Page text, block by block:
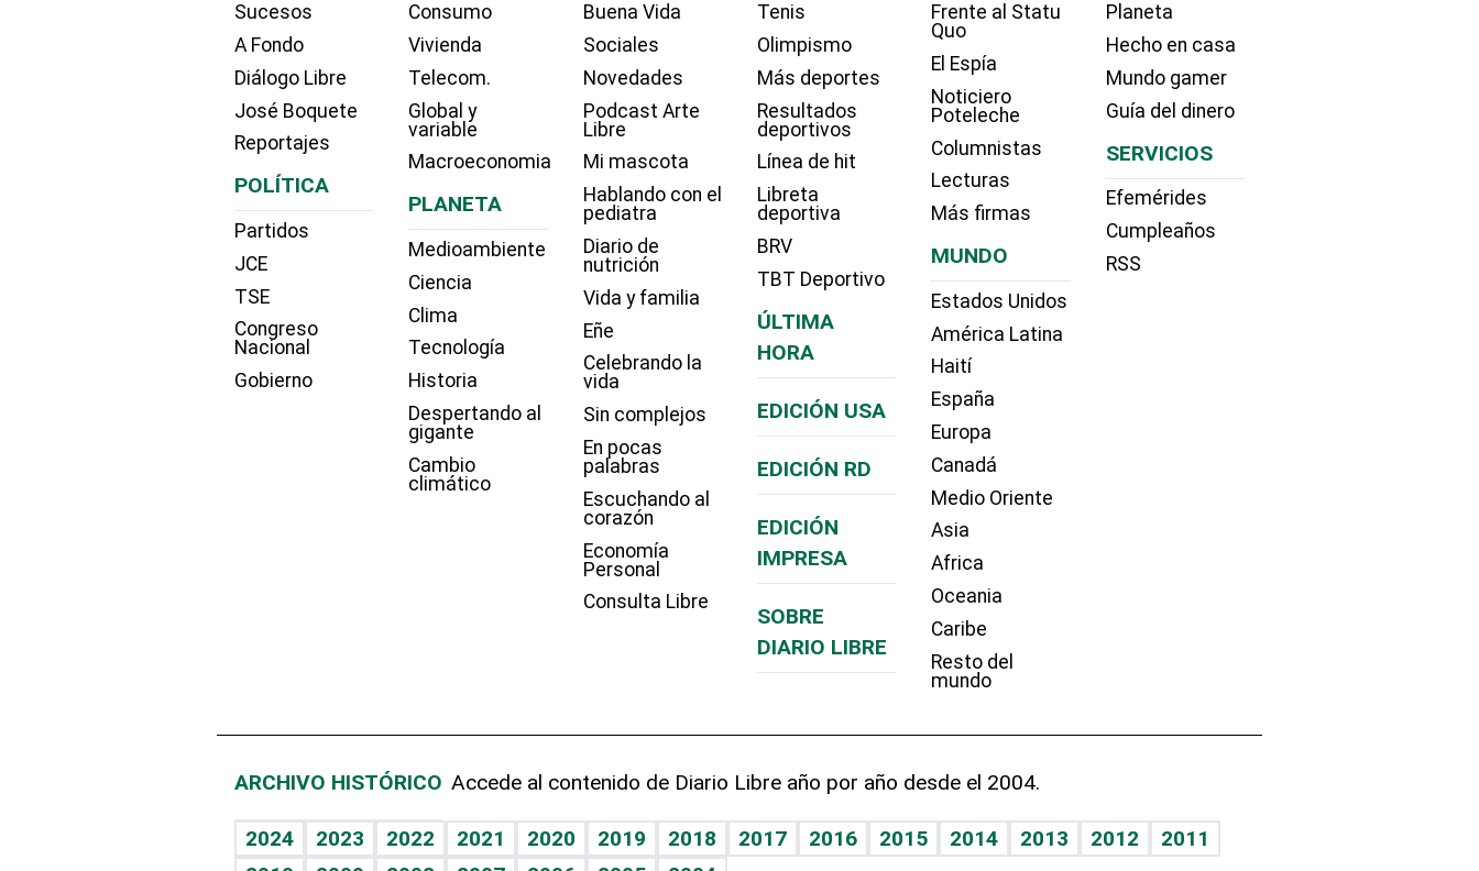
Sucesos
A Fondo
Diálogo Libre
José Boquete
Reportajes
POLÍTICA
Partidos
JCE
TSE
Congreso
Nacional
Gobierno
Consumo
Vivienda
Telecom.
Global y
variable
Macroeconomia
PLANETA
Medioambiente
Ciencia
Clima
Tecnología
Historia
Despertando al
gigante
Cambio
climático
Buena Vida
Sociales
Novedades
Podcast Arte
Libre
Mi mascota
Hablando con el
pediatra
Diario de
nutrición
Vida y familia
Eñe
Celebrando la
vida
Sin complejos
En pocas
palabras
Escuchando al
corazón
Economía
Personal
Consulta Libre
Tenis
Olimpismo
Más deportes
Resultados
deportivos
Línea de hit
Libreta
deportiva
BRV
TBT Deportivo
ÚLTIMA
HORA
EDICIÓN USA
EDICIÓN RD
EDICIÓN
IMPRESA
SOBRE
DIARIO LIBRE
Frente al Statu
Quo
El Espía
Noticiero
Poteleche
Columnistas
Lecturas
Más firmas
MUNDO
Estados Unidos
América Latina
Haití
España
Europa
Canadá
Medio Oriente
Asia
Africa
Oceania
Caribe
Resto del
mundo
Planeta
Hecho en casa
Mundo gamer
Guía del dinero
SERVICIOS
Efemérides
Cumpleaños
RSS
ARCHIVO HISTÓRICO Accede al contenido de Diario Libre año por año desde el 2004.
2024 2023 2022 2021 2020 2019 2018 2017 2016 2015 2014 2013 2012
2011